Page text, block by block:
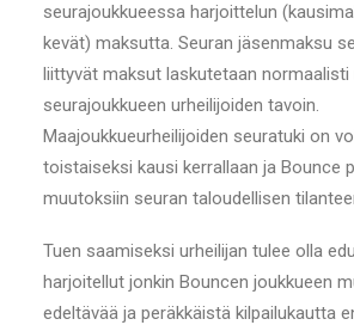
seurajoukkueessa harjoittelun
kevät) maksutta. Seuran jäsenmaksu
liittyvät maksut laskutetaan normaalisti
seurajoukkueen urheilijoiden tavoin.
Maajoukkueurheilijoiden seuratuki on
toistaiseksi kausi kerrallaan ja Bounce
muutoksiin seuran taloudellisen
Tuen saamiseksi urheilijan tulee olla
harjoitellut jonkin Bouncen joukkueen
edeltävää ja peräkkäistä kilpailukautta